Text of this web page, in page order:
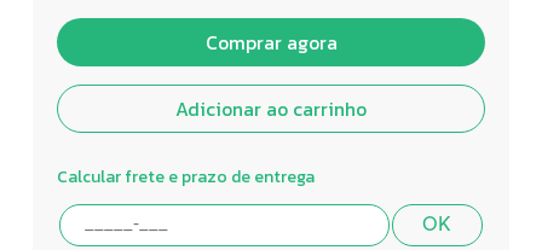
Comprar agora
Adicionar ao carrinho
Calcular frete e prazo de entrega
OK